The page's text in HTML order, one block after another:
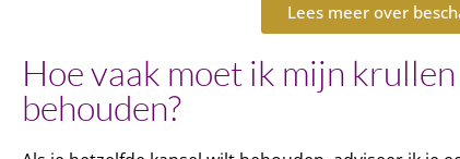
Lees meer over
Hoe vaak moet ik mijn
behouden?